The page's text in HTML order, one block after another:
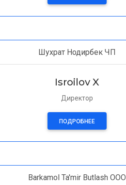
Шухрат Нодирбек ЧП
Isroilov X
Директор
ПОДРОБНЕЕ
Barkamol Ta'mir Butlash OOO